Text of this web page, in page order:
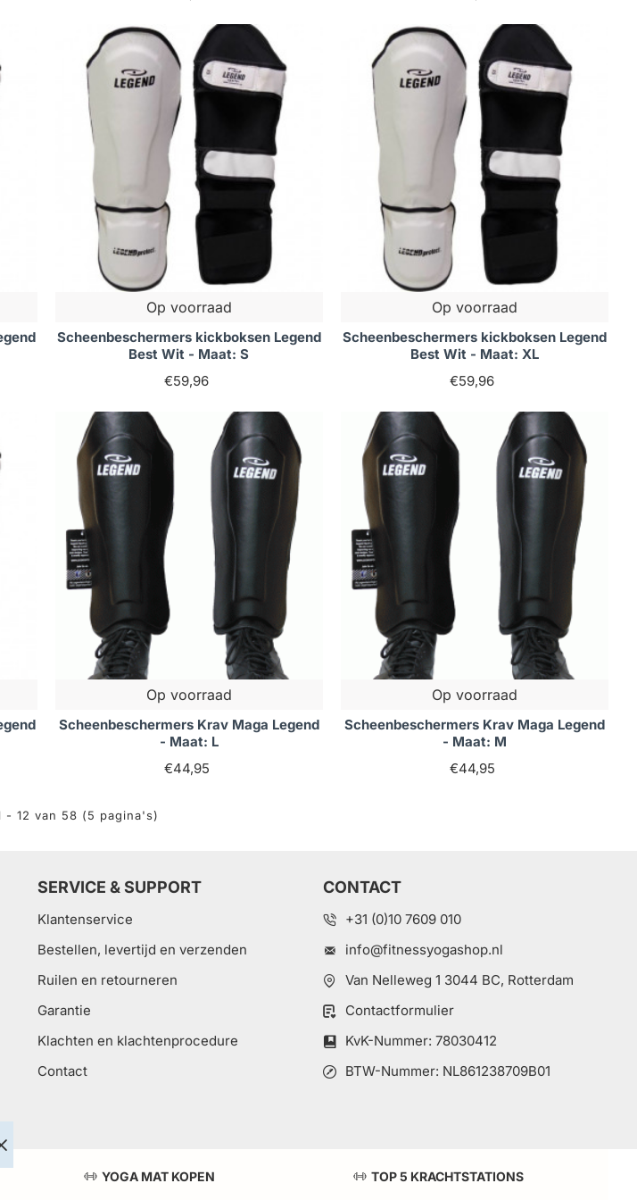
is voortdurend in ontwikkeling, met nieuwe technologieën en ontwerpen die regelmatig
nieuwste trends is het gebruik van geavanceerde materialen die nog lichter en sterker
hebt zonder in te boeten op bescherming. Daarnaast zijn er ook
technologieën die je prestaties kunnen monitoren en verbeteren.
PRESTATIES
te halen, is het belangrijk om ze op de juiste manier te dragen en onderhouden.
een perfecte pasvorm en controleer regelmatig op slijtage. Na gebruik is het aan te
te laten drogen om de levensduur te verlengen. Voor extra bescherming tijdens
om je scheenbeschermers in combinatie met andere beschermingsmiddelen, zoals
Op voorraad
Scheenbeschermers kickboksen Legend
Best Wit - Maat: S
€59,96
Op voorraad
Scheenbeschermers kickboksen Legend
Best Wit - Maat: XL
€59,96
Op voorraad
Scheenbeschermers Krav Maga Legend
- Maat: L
€44,95
Op voorraad
Scheenbeschermers Krav Maga Legend
- Maat: M
€44,95
- 12 van 58 (5 pagina's)
SERVICE & SUPPORT
Klantenservice
Bestellen, levertijd en verzenden
Ruilen en retourneren
Garantie
Klachten en klachtenprocedure
Contact
CONTACT
+31 (0)10 7609 010
info@fitnessyogashop.nl
Van Nelleweg 1 3044 BC, Rotterdam
Contactformulier
KvK-Nummer: 78030412
BTW-Nummer: NL861238709B01
YOGA MAT KOPEN TOP 5 KRACHTSTATIONS